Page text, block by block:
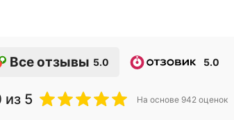
Все отзывы 5.0 5.0
из 5 На основе 942 оценок